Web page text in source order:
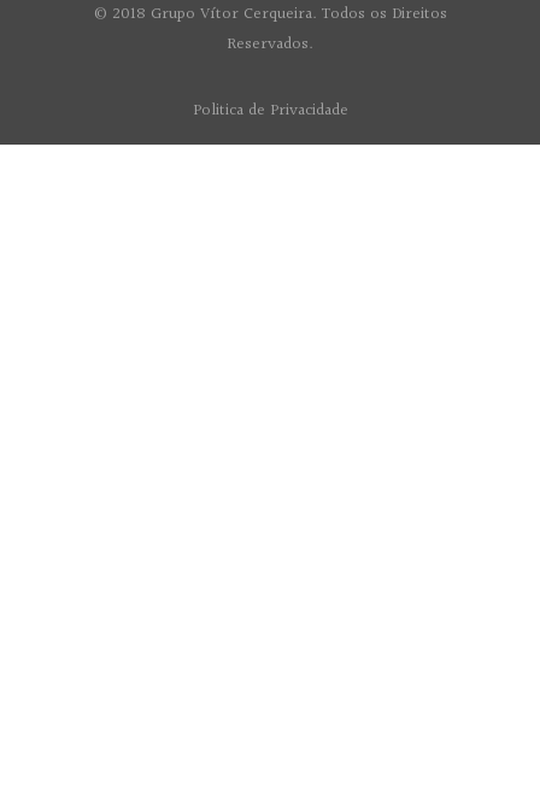
© 2018 Grupo Vítor Cerqueira. Todos os Direitos
Reservados.
Politica de Privacidade